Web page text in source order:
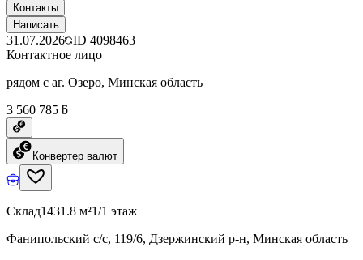
Контакты
Написать
31.07.2026 ID 4098463
Контактное лицо
рядом с аг. Озеро, Минская область
3 560 785 ƃ
Конвертер валют
Склад1431.8 м²1/1 этаж
Фанипольский с/с, 119/6, Дзержинский р-н, Минская область